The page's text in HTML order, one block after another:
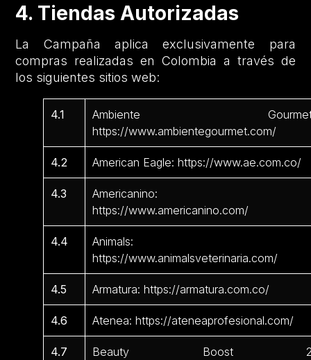
4. Tiendas Autorizadas
La Campaña aplica exclusivamente para
compras realizadas en Colombia a través de
los siguientes sitios web:
4.1
Ambiente
https://www.ambientegourmet.com/
4.2 American Eagle: https://www.ae.com.co/
4.3
Americanino:
https://www.americanino.com/
4.4
Animals:
https://www.animalsveterinaria.com/
4.5 Armatura: https://armatura.com.co/
4.6 Atenea: https://ateneaprofesional.com/
4.7 Beauty Boost